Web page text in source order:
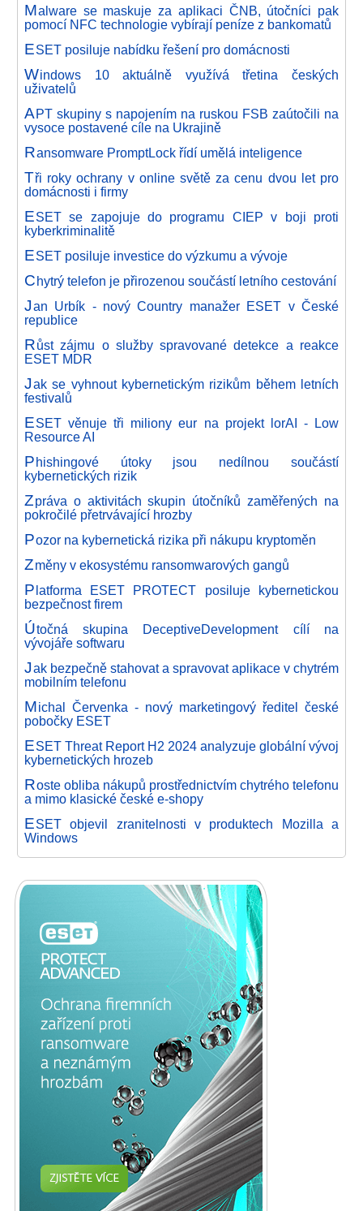
Malware se maskuje za aplikaci ČNB, útočníci pak
pomocí NFC technologie vybírají peníze z bankomatů
ESET posiluje nabídku řešení pro domácnosti
Windows 10 aktuálně využívá třetina českých
uživatelů
APT skupiny s napojením na ruskou FSB zaútočili na
vysoce postavené cíle na Ukrajině
Ransomware PromptLock řídí umělá inteligence
Tři roky ochrany v online světě za cenu dvou let pro
domácnosti i firmy
ESET se zapojuje do programu CIEP v boji proti
kyberkriminalitě
ESET posiluje investice do výzkumu a vývoje
Chytrý telefon je přirozenou součástí letního cestování
Jan Urbík - nový Country manažer ESET v České
republice
Růst zájmu o služby spravované detekce a reakce
ESET MDR
Jak se vyhnout kybernetickým rizikům během letních
festivalů
ESET věnuje tři miliony eur na projekt lorAI - Low
Resource AI
Phishingové útoky jsou nedílnou součástí
kybernetických rizik
Zpráva o aktivitách skupin útočníků zaměřených na
pokročilé přetrvávající hrozby
Pozor na kybernetická rizika při nákupu kryptoměn
Změny v ekosystému ransomwarových gangů
Platforma ESET PROTECT posiluje kybernetickou
bezpečnost firem
Útočná skupina DeceptiveDevelopment cílí na
vývojáře softwaru
Jak bezpečně stahovat a spravovat aplikace v chytrém
mobilním telefonu
Michal Červenka - nový marketingový ředitel české
pobočky ESET
ESET Threat Report H2 2024 analyzuje globální vývoj
kybernetických hrozeb
Roste obliba nákupů prostřednictvím chytrého telefonu
a mimo klasické české e-shopy
ESET objevil zranitelnosti v produktech Mozilla a
Windows